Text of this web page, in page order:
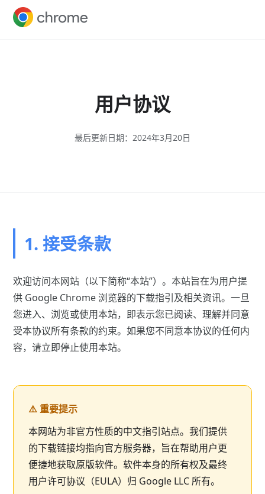
用户协议
最后更新日期：2024年3月20日
1. 接受条款
欢迎访问本网站（以下简称“本站”）。本站旨在为用户提
供 Google Chrome 浏览器的下载指引及相关资讯。一旦
您进入、浏览或使用本站，即表示您已阅读、理解并同意
受本协议所有条款的约束。如果您不同意本协议的任何内
容，请立即停止使用本站。
⚠️ 重要提示
本网站为非官方性质的中文指引站点。我们提供
的下载链接均指向官方服务器，旨在帮助用户更
便捷地获取原版软件。软件本身的所有权及最终
用户许可协议（EULA）归 Google LLC 所有。